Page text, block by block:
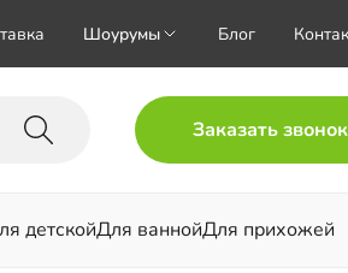
Шоурумы Блог
Заказать звонок
детскойДля ваннойДля прихожей